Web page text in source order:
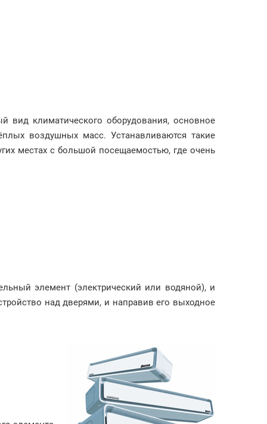
вид климатического оборудования, основное
воздушных масс. Устанавливаются такие
местах с большой посещаемостью, где очень
элемент (электрический или водяной), и
над дверями, и направив его выходное